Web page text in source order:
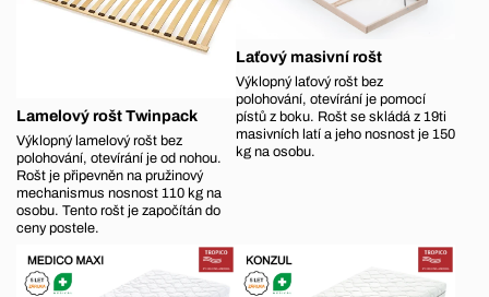
Lamelový rošt Twinpack
Výklopný lamelový rošt bez
polohování, otevírání je od nohou.
Rošt je připevněn na pružinový
mechanismus nosnost 110 kg na
osobu. Tento rošt je započítán do
ceny postele.
Laťový masivní rošt
Výklopný laťový rošt bez
polohování, otevírání je pomocí
pístů z boku. Rošt se skládá z 19ti
masivních latí a jeho nosnost je 150
kg na osobu.